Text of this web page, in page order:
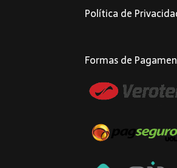
Política de
Formas de